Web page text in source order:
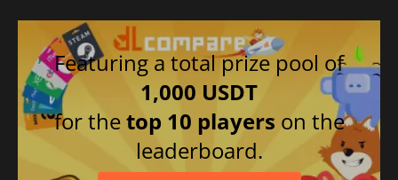
Featuring a total prize pool of
1,000 USDT
for thetop 10 players on the
leaderboard.